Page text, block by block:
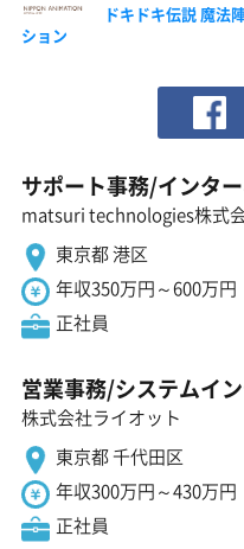
ドキドキ伝説 魔法
ション
サポート事務/インタ
matsuri technologies株式
東京都 港区
年収350万円～600万円
正社員
営業事務/システムイ
株式会社ライオット
東京都 千代田区
年収300万円～430万円
正社員